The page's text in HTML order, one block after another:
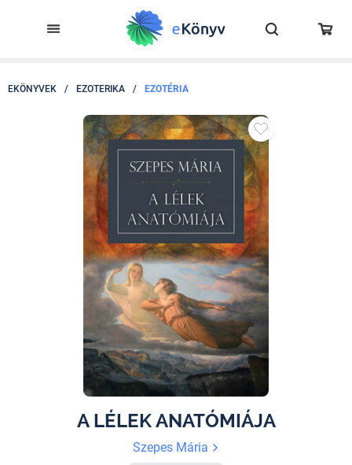
EKÖNYVEK / EZOTERIKA / EZOTÉRIA
A LÉLEK ANATÓMIÁJA
Szepes Mária